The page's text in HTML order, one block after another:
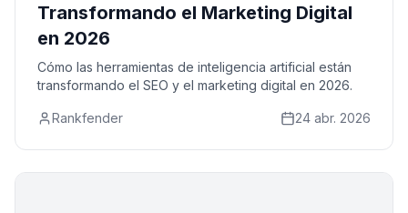
Transformando el Marketing Digital
en 2026
Cómo las herramientas de inteligencia artificial están
transformando el SEO y el marketing digital en 2026.
Rankfender 24 abr. 2026